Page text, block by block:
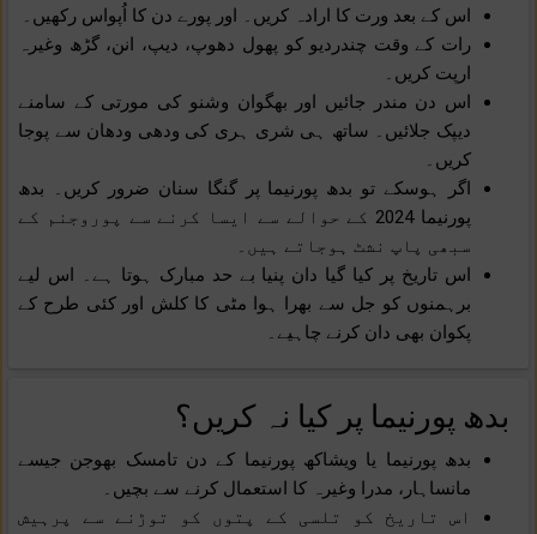
اس کے بعد ورت کا ارادہ کریں۔ اور پورے دن کا اُپواس رکھیں۔
رات کے وقت چندردیو کو پھول دھوپ، دیپ، انن، گڑھ وغیرہ
ارپت کریں۔
اس دن مندر جائیں اور بھگوان وشنو کی مورتی کے سامنے
دیپک جلائیں۔ ساتھ ہی شری ہری کی ودھی ودھان سے پوجا
کریں۔
اگر ہوسکے تو بدھ پورنیما پر گنگا سنان ضرور کریں۔ بدھ
پورنیما 2024 کے حوالے سے ایسا کرنے سے پوروجنم کے
سبھی پاپ نشٹ ہوجاتے ہیں۔
اس تاریخ پر کیا گیا دان پنیا بے حد مبارک ہوتا ہے۔ اس لیے
برہمنوں کو جل سے بھرا ہوا مٹی کا کلش اور کئی طرح کے
پکوان بھی دان کرنے چاہیے۔
بدھ پورنیما پر کیا نہ کریں؟
بدھ پورنیما یا ویشاکھ پورنیما کے دن تامسک بھوجن جیسے
مانساہار، مدرا وغیرہ کا استعمال کرنے سے بچیں۔
اس تاریخ کو تلسی کے پتوں کو توڑنے سے پرہیش